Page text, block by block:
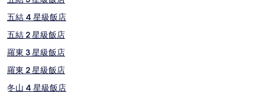
格。
價
和
供
應
情
可
五結 4 星級飯店
五結 2 星級飯店
羅東 3 星級飯店
羅東 2 星級飯店
冬山 4 星級飯店